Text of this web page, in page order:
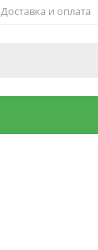
Доставка и оплата